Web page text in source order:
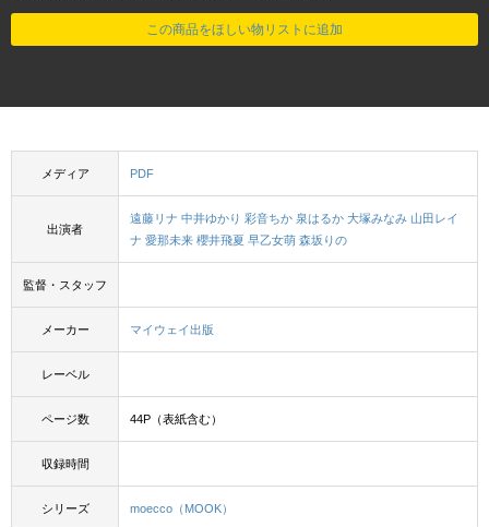
この商品をほしい物リストに追加
メディア PDF
出演者
遠藤リナ 中井ゆかり 彩音ちか 泉はるか 大塚みなみ 山田レイ
ナ 愛那未来 櫻井飛夏 早乙女萌 森坂りの
監督・スタッフ
メーカー マイウェイ出版
レーベル
ページ数 44P（表紙含む）
収録時間
シリーズ moecco（MOOK）